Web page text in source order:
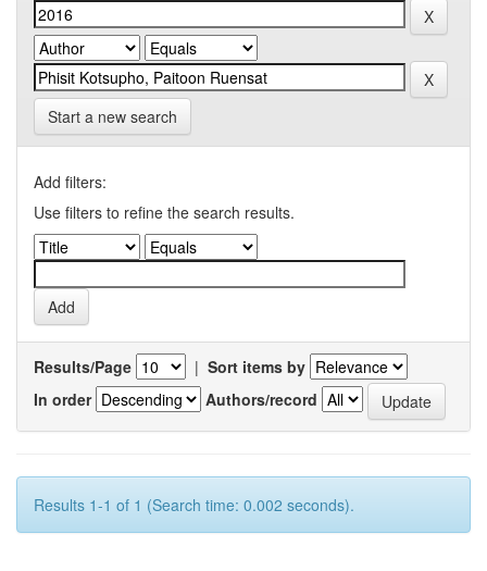
Start a new search
Add filters:
Use filters to refine the search results.
Results/Page | Sort items by
In order
Authors/record
Results 1-1 of 1 (Search time: 0.002 seconds).